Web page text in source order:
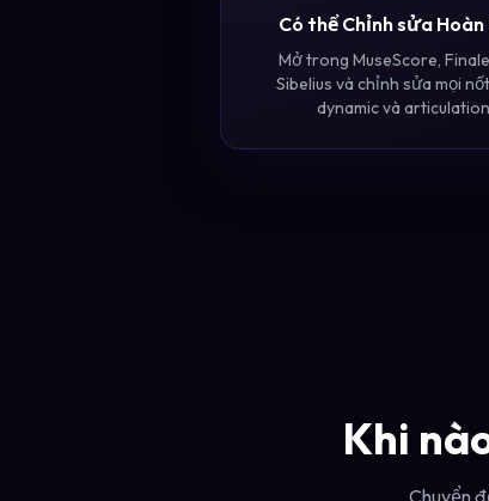
Có thể Chỉnh sửa
Mở trong MuseScore,
Sibelius và chỉnh sửa mọi
dynamic và
Khi
Chuyển